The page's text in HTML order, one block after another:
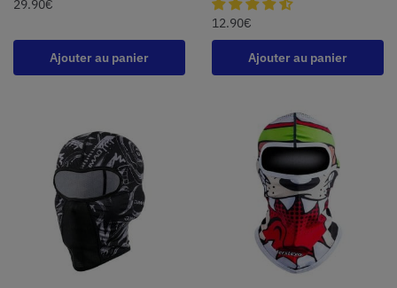
29.90€
Ajouter au panier
12.90€
Ajouter au panier